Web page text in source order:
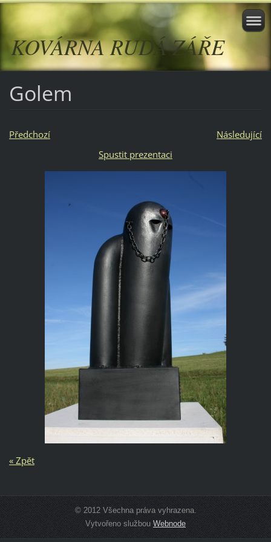
KOVÁRNA RUDÁ ZÁŘE
Golem
Předchozí
Následující
Spustit prezentaci
« Zpět
© 2012 Všechna práva vyhrazena.
Vytvořeno službouWebnode